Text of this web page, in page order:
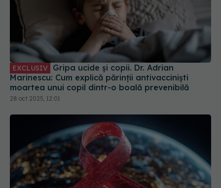
EXCLUSIV
Marinescu: Cum explică părinții antivacciniști
moartea unui copil dintr-o boală prevenibilă
28 oct 2025, 12:01